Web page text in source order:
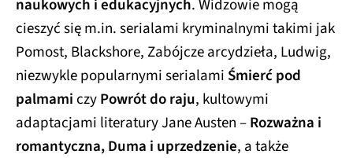
naukowych i edukacyjnych. Widzowie mogą
cieszyć się m.in. serialami kryminalnymi takimi jak
Pomost, Blackshore, Zabójcze arcydzieła, Ludwig,
niezwykle popularnymi serialami Śmierć pod
palmamiczyPowrót do raju, kultowymi
adaptacjami literatury Jane Austen –Rozważna i
romantyczna, Duma i uprzedzenie, a także